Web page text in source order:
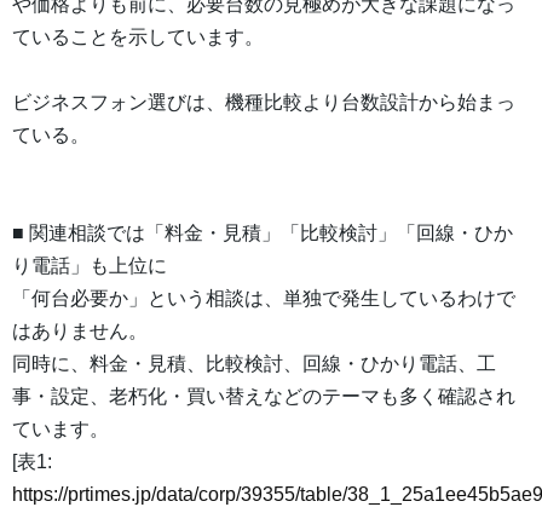
や価格よりも前に、必要台数の見極めが大きな課題になっ
ていることを示しています。
ビジネスフォン選びは、機種比較より台数設計から始まっ
ている。
■ 関連相談では「料金・見積」「比較検討」「回線・ひか
り電話」も上位に
「何台必要か」という相談は、単独で発生しているわけで
はありません。
同時に、料金・見積、比較検討、回線・ひかり電話、工
事・設定、老朽化・買い替えなどのテーマも多く確認され
ています。
[表1:
https://prtimes.jp/data/corp/39355/table/